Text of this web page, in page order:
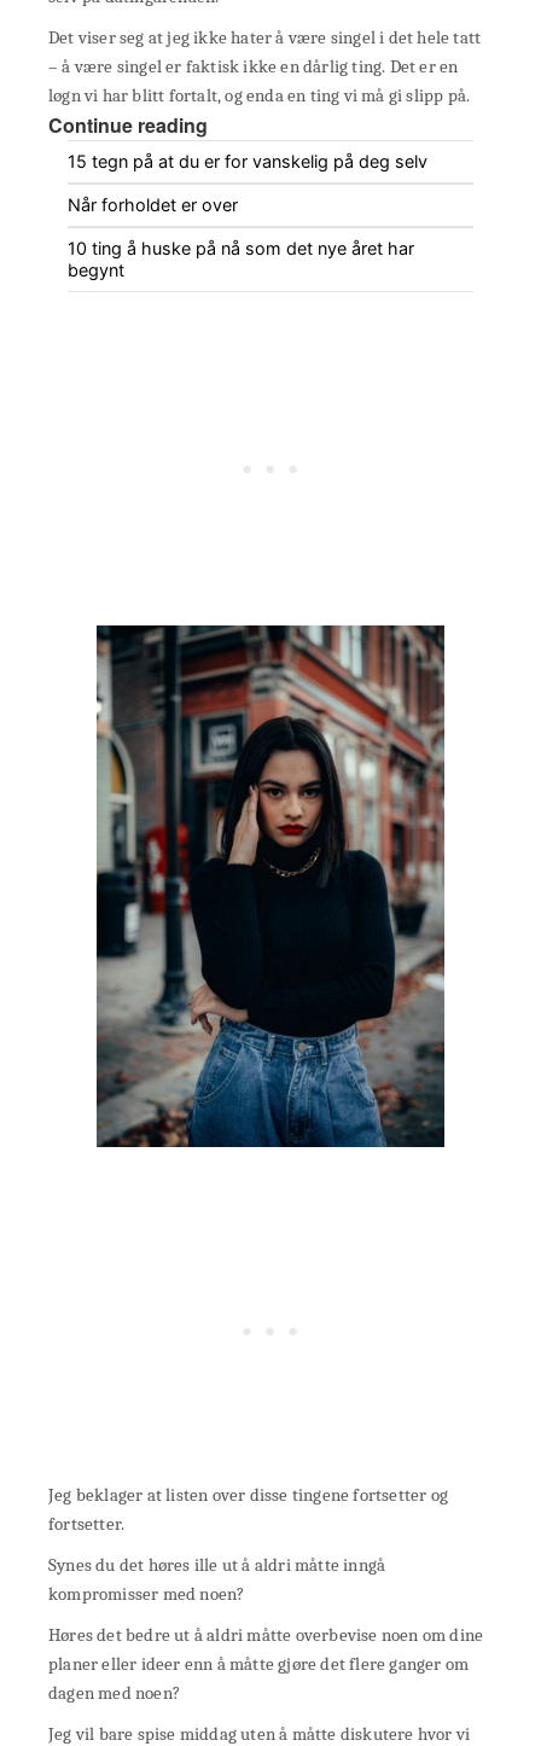
Det viser seg at jeg ikke hater å være singel i det hele tatt
– å være singel er faktisk ikke en dårlig ting. Det er en
løgn vi har blitt fortalt, og enda en ting vi må gi slipp på.
Continue reading
15 tegn på at du er for vanskelig på deg selv
Når forholdet er over
10 ting å huske på nå som det nye året har
begynt
Jeg beklager at listen over disse tingene fortsetter og
fortsetter.
Synes du det høres ille ut å aldri måtte inngå
kompromisser med noen?
Høres det bedre ut å aldri måtte overbevise noen om dine
planer eller ideer enn å måtte gjøre det flere ganger om
dagen med noen?
Jeg vil bare spise middag uten å måtte diskutere hvor vi